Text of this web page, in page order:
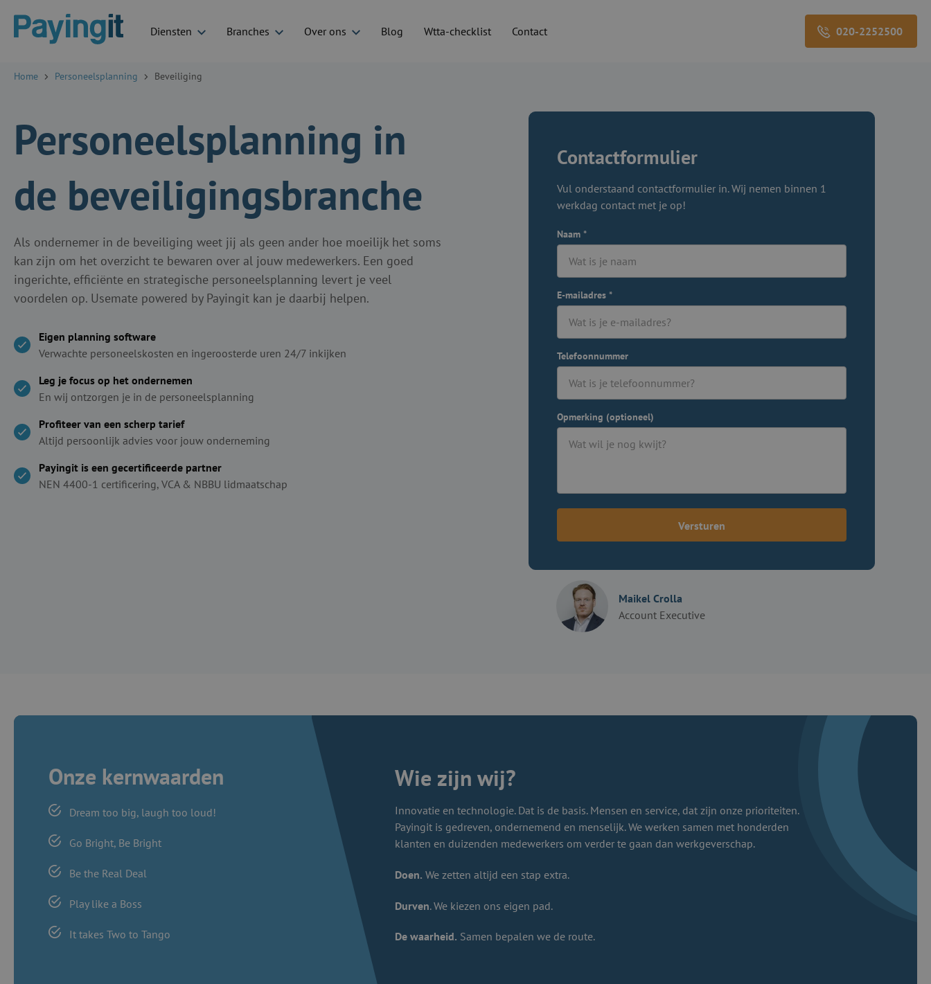
Diensten Branches Over ons Blog Wtta-checklist Contact 020-2252500
Home Personeelsplanning Beveiliging
Personeelsplanning in
de beveiligingsbranche
Als ondernemer in de beveiliging weet jij als geen ander hoe moeilijk het soms
kan zijn om het overzicht te bewaren over al jouw medewerkers. Een goed
ingerichte, efficiënte en strategische personeelsplanning levert je veel
voordelen op. Usemate powered by Payingit kan je daarbij helpen.
Eigen planning software
Verwachte personeelskosten en ingeroosterde uren 24/7 inkijken
Leg je focus op het ondernemen
En wij ontzorgen je in de personeelsplanning
Profiteer van een scherp tarief
Altijd persoonlijk advies voor jouw onderneming
Payingit is een gecertificeerde partner
NEN 4400-1 certificering, VCA & NBBU lidmaatschap
Contactformulier
Vul onderstaand contactformulier in. Wij nemen binnen 1
werkdag contact met je op!
Naam *
E-mailadres *
Telefoonnummer
Opmerking (optioneel)
Versturen
Maikel Crolla
Account Executive
Onze kernwaarden
Dream too big, laugh too loud!
Go Bright, Be Bright
Be the Real Deal
Play like a Boss
It takes Two to Tango
Wie zijn wij?
Innovatie en technologie. Dat is de basis. Mensen en service, dat zijn onze prioriteiten.
Payingit is gedreven, ondernemend en menselijk. We werken samen met honderden
klanten en duizenden medewerkers om verder te gaan dan werkgeverschap.
Doen. We zetten altijd een stap extra.
Durven. We kiezen ons eigen pad.
De waarheid. Samen bepalen we de route.